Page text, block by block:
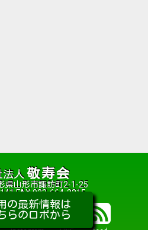
法人敬寿会
県山形市諏訪町2-1-25
FAX 023-664-2215
の最新情報は
らのロボから